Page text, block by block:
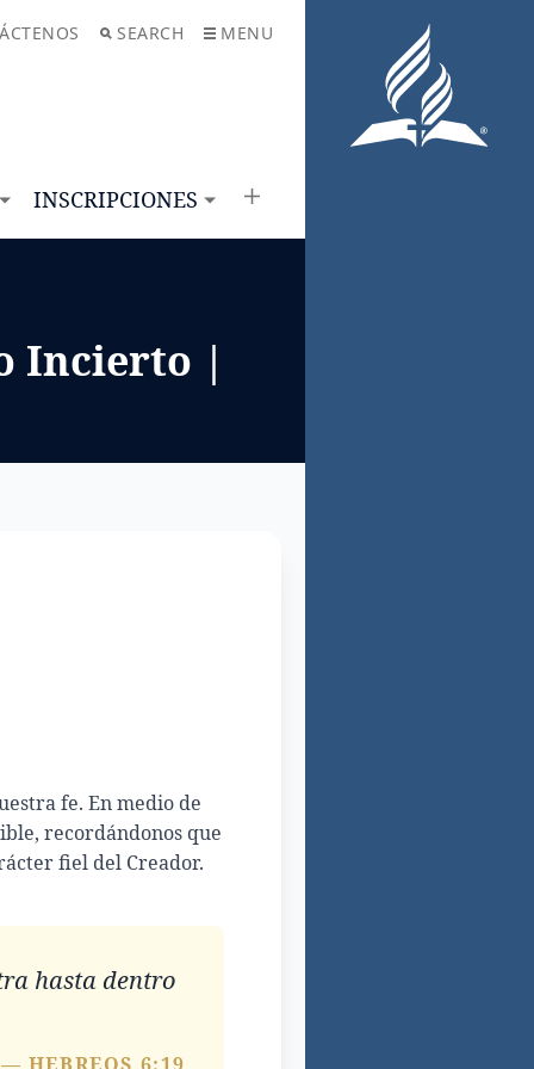
SEARCH MENU
INSCRIPCIONES
Incierto |
fe. En medio de
recordándonos que
fiel del Creador.
hasta dentro
— HEBREOS 6:19